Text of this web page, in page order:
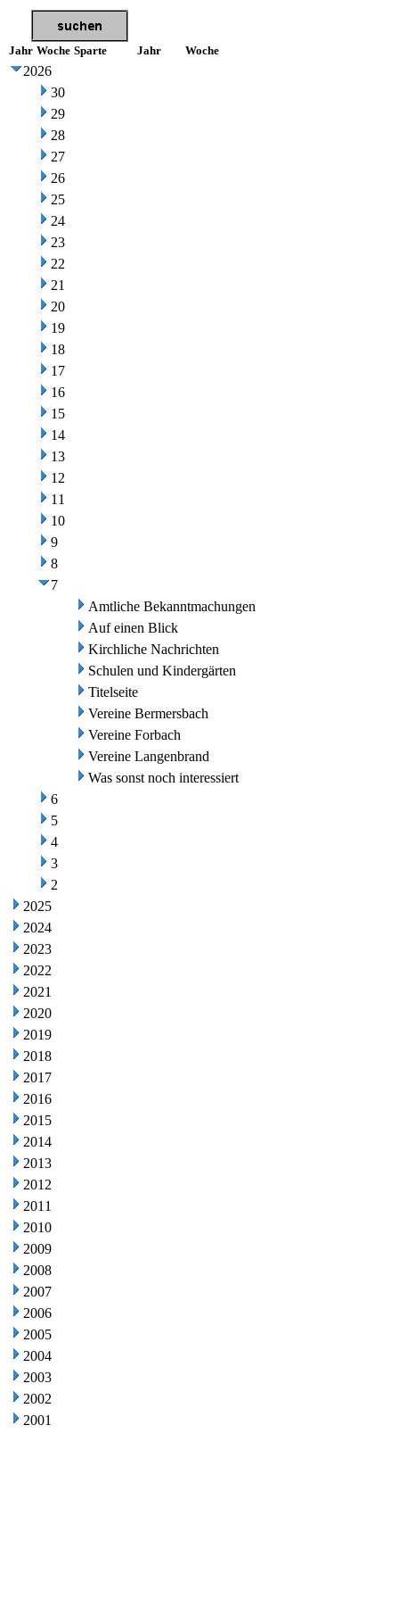
Jahr Woche Sparte Jahr Woche
2026
30
29
28
27
26
25
24
23
22
21
20
19
18
17
16
15
14
13
12
11
10
9
8
7
Amtliche Bekanntmachungen
Auf einen Blick
Kirchliche Nachrichten
Schulen und Kindergärten
Titelseite
Vereine Bermersbach
Vereine Forbach
Vereine Langenbrand
Was sonst noch interessiert
6
5
4
3
2
2025
2024
2023
2022
2021
2020
2019
2018
2017
2016
2015
2014
2013
2012
2011
2010
2009
2008
2007
2006
2005
2004
2003
2002
2001